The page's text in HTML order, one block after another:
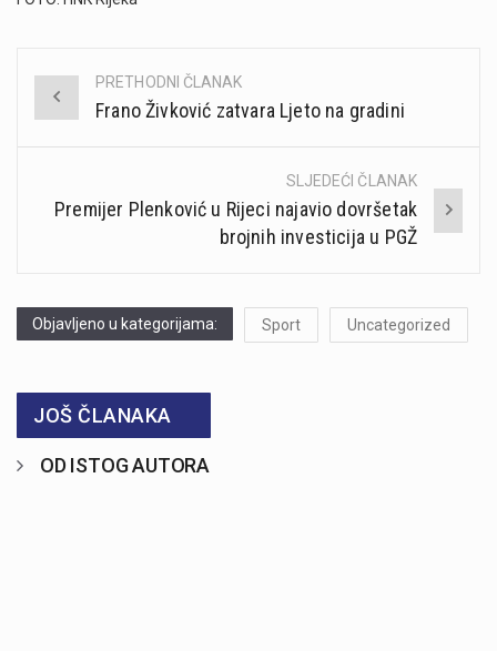
Post
PRETHODNI ČLANAK
Frano Živković zatvara Ljeto na gradini
SLJEDEĆI ČLANAK
Premijer Plenković u Rijeci najavio dovršetak
brojnih investicija u PGŽ
Objavljeno u kategorijama: Sport Uncategorized
JOŠ ČLANAKA
OD ISTOG AUTORA